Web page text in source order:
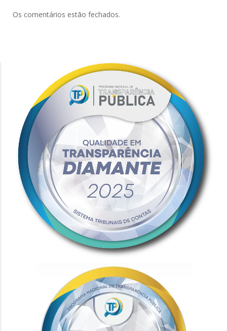
Os comentários estão fechados.